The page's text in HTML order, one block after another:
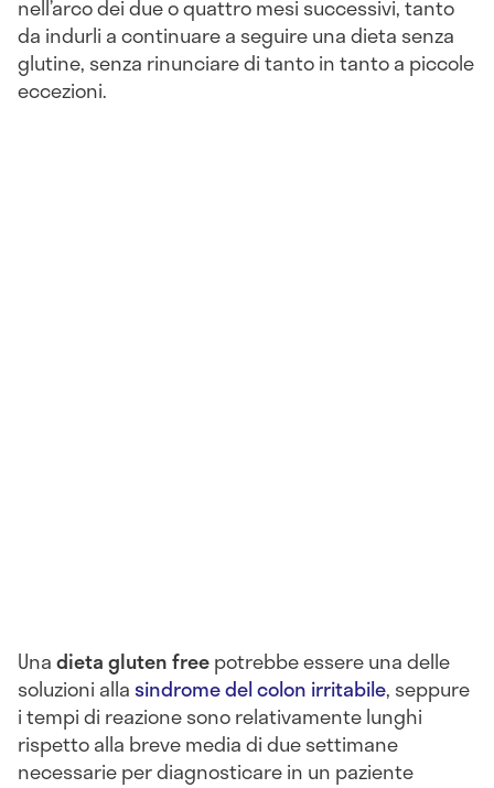
nell’arco dei due o quattro mesi successivi, tanto
da indurli a continuare a seguire una dieta senza
glutine, senza rinunciare di tanto in tanto a piccole
eccezioni.
Unadieta gluten freepotrebbe essere una delle
soluzioni alla sindrome del colon irritabile, seppure
i tempi di reazione sono relativamente lunghi
rispetto alla breve media di due settimane
necessarie per diagnosticare in un paziente